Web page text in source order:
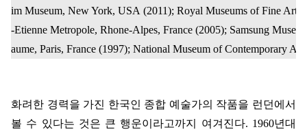
im Museum, New York, USA (2011); Royal Museums of Fine Arts
-Etienne Metropole, Rhone-Alpes, France (2005); Samsung
aume, Paris, France (1997); National Museum of Contemporary
화려한 경력을 가진 한국인 종합 예술가의 작품을 런던에서
볼 수 있다는 것은 큰 행운이라고까지 여겨진다. 1960년대